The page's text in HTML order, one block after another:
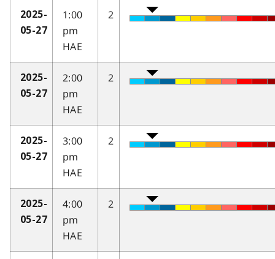
2025-
05-27
1:00
pm
HAE
2
2025-
05-27
2:00
pm
HAE
2
2025-
05-27
3:00
pm
HAE
2
2025-
05-27
4:00
pm
HAE
2